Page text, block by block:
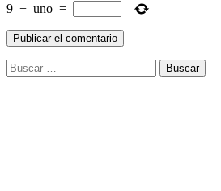
9 + uno =
Buscar: